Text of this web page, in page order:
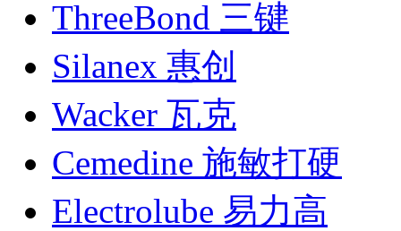
ThreeBond 三键
Silanex 惠创
Wacker 瓦克
Cemedine 施敏打硬
Electrolube 易力高